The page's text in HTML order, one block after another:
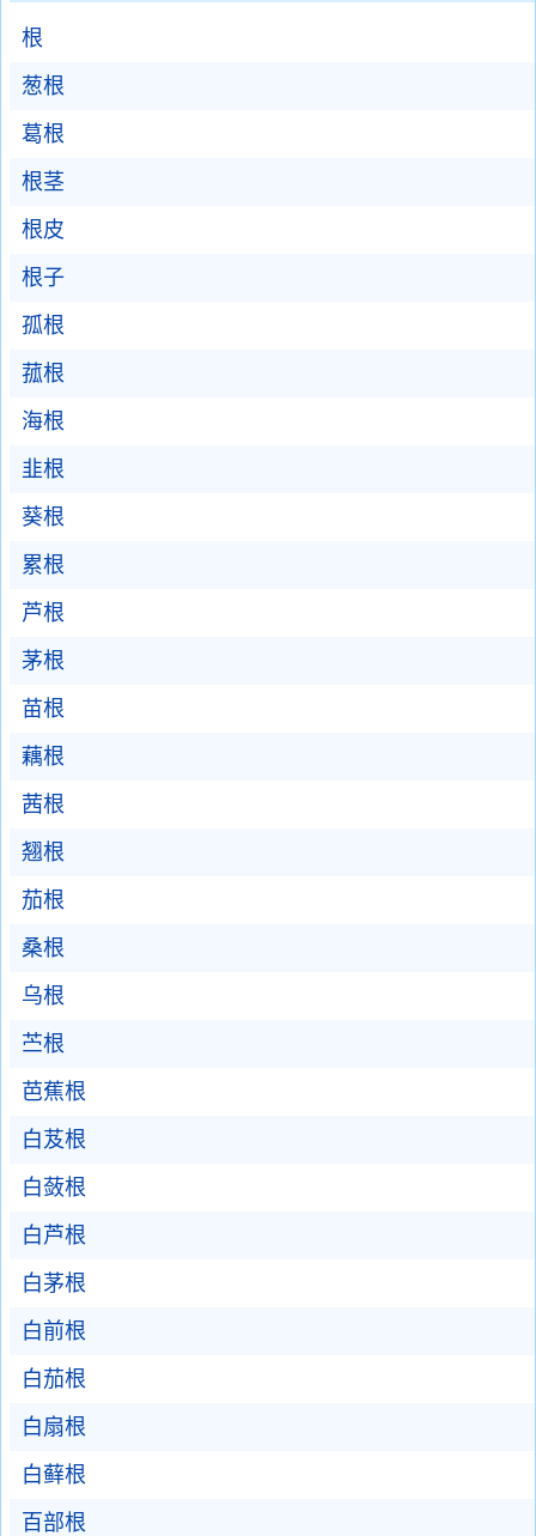
根
葱根
葛根
根茎
根皮
根子
孤根
菰根
海根
韭根
葵根
累根
芦根
茅根
苗根
藕根
茜根
翘根
茄根
桑根
乌根
苎根
芭蕉根
白芨根
白蔹根
白芦根
白茅根
白前根
白茄根
白扇根
白藓根
百部根